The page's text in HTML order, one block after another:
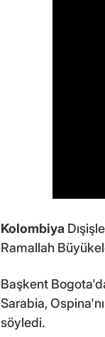
Kolombiya
Ramallah
Başkent
Sarabia,
söyledi.